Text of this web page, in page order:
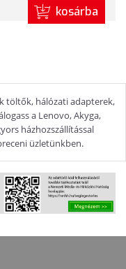
kosárba
töltők, hálózati adapterek,
a Lenovo, Akyga,
házhozszállítással
üzletünkben.